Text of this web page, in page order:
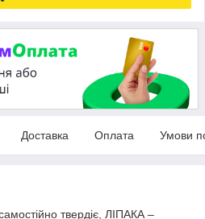
Доставка Оплата Умови
твердіє, ЛІПАКА –